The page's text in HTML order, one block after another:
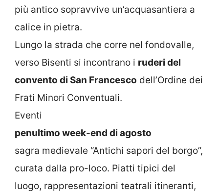
più antico sopravvive un’acquasantiera a
calice in pietra.
Lungo la strada che corre nel fondovalle,
verso Bisenti si incontrano i ruderi del
convento di San Francesco dell’Ordine dei
Frati Minori Conventuali.
Eventi
penultimo week-end di agosto
sagra medievale “Antichi sapori del borgo”,
curata dalla pro-loco. Piatti tipici del
luogo, rappresentazioni teatrali itineranti,